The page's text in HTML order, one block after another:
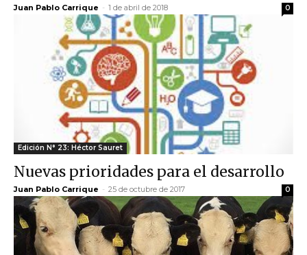
Juan Pablo Carrique - 1 de abril de 2018 0
Edición N° 23: Héctor Sauret
Nuevas prioridades para el desarrollo
Juan Pablo Carrique - 25 de octubre de 2017 0